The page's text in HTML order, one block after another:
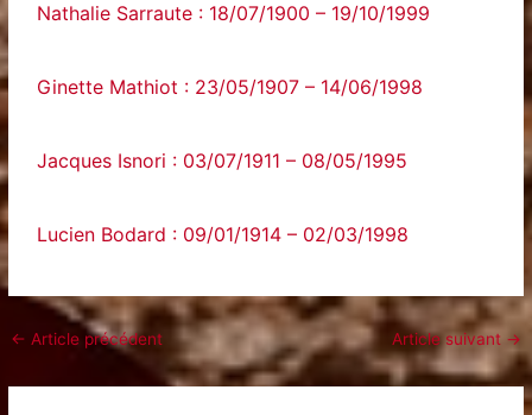
Nathalie Sarraute : 18/07/1900 – 19/10/1999
Ginette Mathiot : 23/05/1907 – 14/06/1998
Jacques Isnori : 03/07/1911 – 08/05/1995
Lucien Bodard : 09/01/1914 – 02/03/1998
← Article précédent Article suivant →